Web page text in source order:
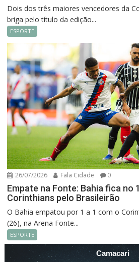
Dois dos três maiores vencedores da
briga pelo título da edição...
ESPORTE
26/07/2026 Fala Cidade 0
Empate na Fonte: Bahia fica no
Corinthians pelo Brasileirão
O Bahia empatou por 1 a 1 com o
(26), na Arena Fonte...
ESPORTE
Camacari